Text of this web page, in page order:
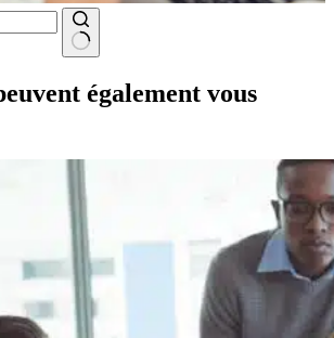
également vous